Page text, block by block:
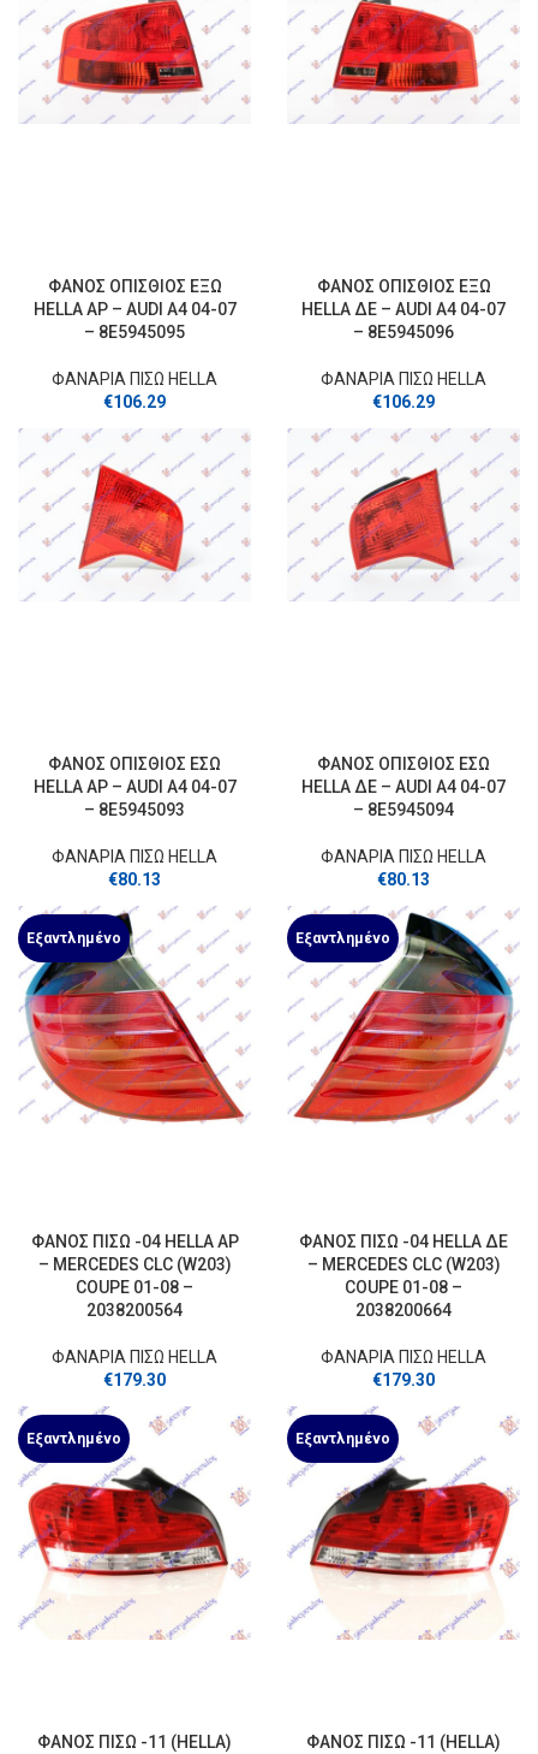
ΦΑΝΟΣ ΟΠΙΣΘΙΟΣ ΕΞΩ
HELLA ΑΡ – AUDI A4 04-07
– 8E5945095
ΦΑΝΑΡΙΑ ΠΙΣΩ HELLA
€106.29
ΦΑΝΟΣ ΟΠΙΣΘΙΟΣ ΕΞΩ
HELLA ΔΕ – AUDI A4 04-07
– 8E5945096
ΦΑΝΑΡΙΑ ΠΙΣΩ HELLA
€106.29
ΦΑΝΟΣ ΟΠΙΣΘΙΟΣ ΕΣΩ
HELLA ΑΡ – AUDI A4 04-07
– 8E5945093
ΦΑΝΑΡΙΑ ΠΙΣΩ HELLA
€80.13
ΦΑΝΟΣ ΟΠΙΣΘΙΟΣ ΕΣΩ
HELLA ΔΕ – AUDI A4 04-07
– 8E5945094
ΦΑΝΑΡΙΑ ΠΙΣΩ HELLA
€80.13
Εξαντλημένο
ΦΑΝΟΣ ΠΙΣΩ -04 HELLA ΑΡ
– MERCEDES CLC (W203)
COUPE 01-08 –
2038200564
ΦΑΝΑΡΙΑ ΠΙΣΩ HELLA
€179.30
Εξαντλημένο
ΦΑΝΟΣ ΠΙΣΩ -04 HELLA ΔΕ
– MERCEDES CLC (W203)
COUPE 01-08 –
2038200664
ΦΑΝΑΡΙΑ ΠΙΣΩ HELLA
€179.30
Εξαντλημένο
ΦΑΝΟΣ ΠΙΣΩ -11 (HELLA)
Εξαντλημένο
ΦΑΝΟΣ ΠΙΣΩ -11 (HELLA)